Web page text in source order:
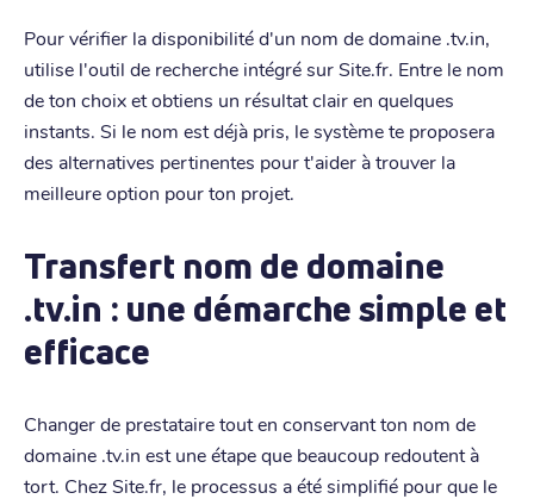
Pour vérifier la disponibilité d'un nom de domaine .tv.in,
utilise l'outil de recherche intégré sur Site.fr. Entre le nom
de ton choix et obtiens un résultat clair en quelques
instants. Si le nom est déjà pris, le système te proposera
des alternatives pertinentes pour t'aider à trouver la
meilleure option pour ton projet.
Transfert nom de domaine
.tv.in : une démarche simple et
efficace
Changer de prestataire tout en conservant ton nom de
domaine .tv.in est une étape que beaucoup redoutent à
tort. Chez Site.fr, le processus a été simplifié pour que le